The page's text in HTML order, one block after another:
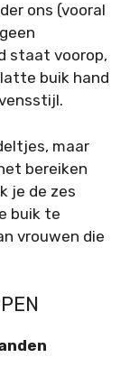
ons (vooral
staat voorop,
buik hand
maar
bereiken
je de zes
buik te
vrouwen die